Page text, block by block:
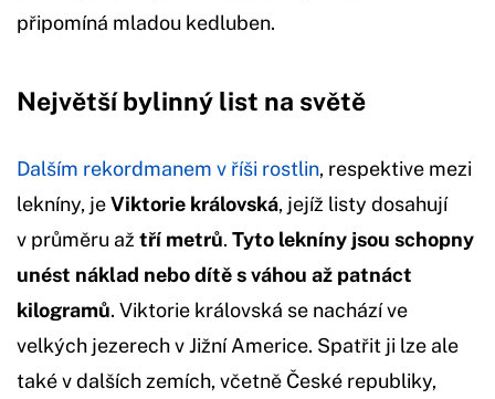
připomíná mladou kedluben.
Největší bylinný list na světě
Dalším rekordmanem v říši rostlin, respektive mezi
lekníny, jeViktorie královská, jejíž listy dosahují
v průměru až tří metrů. Tyto lekníny jsou schopny
unést náklad nebo dítě s váhou až patnáct
kilogramů. Viktorie královská se nachází ve
velkých jezerech v Jižní Americe. Spatřit ji lze ale
také v dalších zemích, včetně České republiky,